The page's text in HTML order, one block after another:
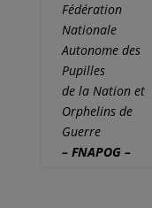
Fédération
Nationale
Autonome des
Pupilles
de la Nation et
Orphelins de
Guerre
– FNAPOG –